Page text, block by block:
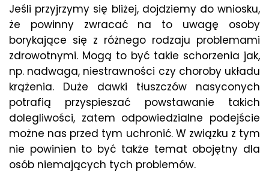
Jeśli przyjrzymy się bliżej, dojdziemy do wniosku,
że powinny zwracać na to uwagę osoby
borykające się z różnego rodzaju problemami
zdrowotnymi. Mogą to być takie schorzenia jak,
np. nadwaga, niestrawności czy choroby układu
krążenia. Duże dawki tłuszczów nasyconych
potrafią przyspieszać powstawanie takich
dolegliwości, zatem odpowiedzialne podejście
możne nas przed tym uchronić. W związku z tym
nie powinien to być także temat obojętny dla
osób niemających tych problemów.